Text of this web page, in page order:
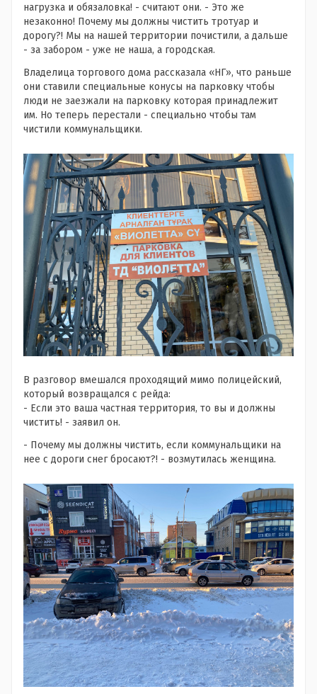
нагрузка и обязаловка! - считают они. - Это же
незаконно! Почему мы должны чистить тротуар и
дорогу?! Мы на нашей территории почистили, а дальше
- за забором - уже не наша, а городская.
Владелица торгового дома рассказала «НГ», что раньше
они ставили специальные конусы на парковку чтобы
люди не заезжали на парковку которая принадлежит
им. Но теперь перестали - специально чтобы там
чистили коммунальщики.
В разговор вмешался проходящий мимо полицейский,
который возвращался с рейда:
- Если это ваша частная территория, то вы и должны
чистить! - заявил он.
- Почему мы должны чистить, если коммунальщики на
нее с дороги снег бросают?! - возмутилась женщина.